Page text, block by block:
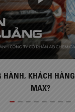
KHÁCH
MAX?